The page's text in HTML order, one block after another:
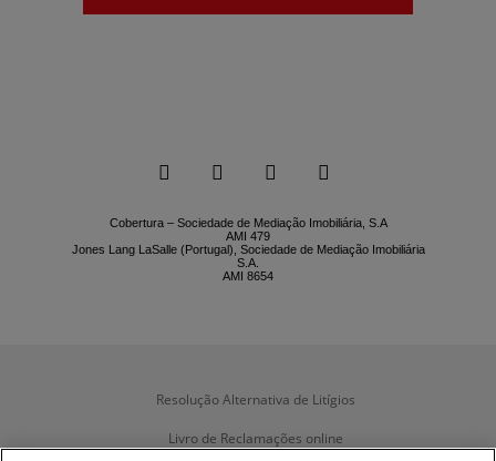
Cobertura – Sociedade de Mediação Imobiliária, S.A
AMI 479
Jones Lang LaSalle (Portugal), Sociedade de Mediação Imobiliária
S.A.
AMI 8654
   
Resolução Alternativa de Litígios
Livro de Reclamações online